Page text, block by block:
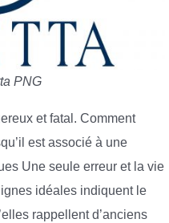
PNG
et fatal. Comment
est associé à une
Une seule erreur et la vie
idéales indiquent le
rappellent d’anciens